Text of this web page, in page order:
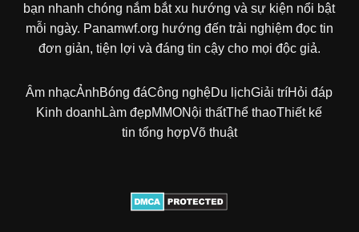
bạn nhanh chóng nắm bắt xu hướng và sự kiện nổi bật
mỗi ngày. Panamwf.org hướng đến trải nghiệm đọc tin
đơn giản, tiện lợi và đáng tin cậy cho mọi độc giả.
Âm nhạcẢnhBóng đáCông nghệDu lịchGiải tríHỏi đáp
Kinh doanh Làm đẹpMMONội thấtThể thaoThiết kế
tin tổng hợpVõ thuật